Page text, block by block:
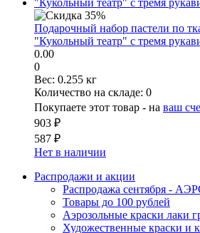
Подарочный набор пастели по
"Кукольный театр" с тремя
0.00
0
Вес: 0.255 кг
Количество на складе: 0
Покупаете этот товар - на ваш
903 ₽
587 ₽
Нет в наличии
Распродажи и акции
Распродажа сентября -
Товары до 100 рублей
Аэрозольные краски лаки
Художественные краски и